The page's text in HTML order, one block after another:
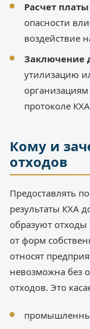
Расчет
опасности
воздействие
Заключение
утилизацию
организациям
протоколе
Кому и
отходов
Предоставлять
результаты КХА
образуют отходы
от форм
относят
невозможна без
отходов. Это